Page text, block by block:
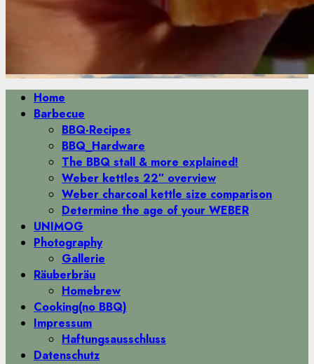
Primäres
Menü
Home
Barbecue
BBQ-Recipes
BBQ_Hardware
The BBQ stall & more explained!
Weber kettles 22″ overview
Weber charcoal kettle size comparison
Determine the age of your WEBER
UNIMOG
Photography
Gallerie
Räuberbräu
Homebrew
Cooking(no BBQ)
Impressum
Haftungsausschluss
Datenschutz